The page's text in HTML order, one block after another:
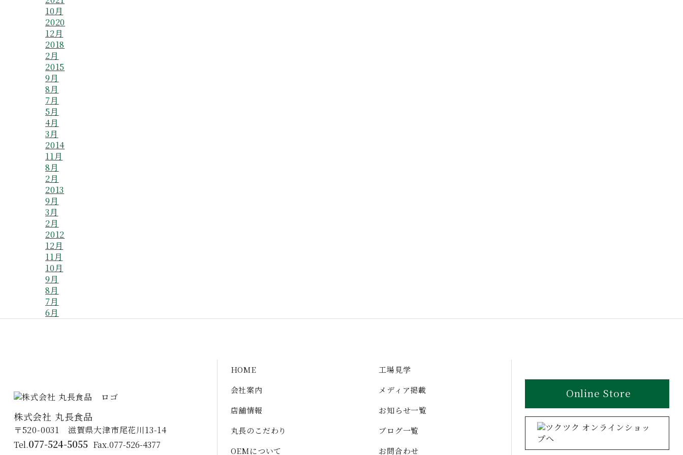
10月
2020
12月
2018
2月
2015
9月
8月
7月
5月
4月
3月
2014
11月
8月
2月
2013
9月
3月
2月
2012
12月
11月
10月
9月
8月
7月
6月
株式会社 丸長食品
〒520-0031 滋賀県大津市尾花川13-14
Tel.077-524-5055 Fax.077-526-4377
HOME
会社案内
店舗情報
丸長のこだわり
OEMについて
工場見学
メディア掲載
お知らせ一覧
ブログ一覧
お問合わせ
Online Store